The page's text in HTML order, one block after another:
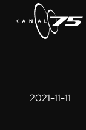
2021-11-11